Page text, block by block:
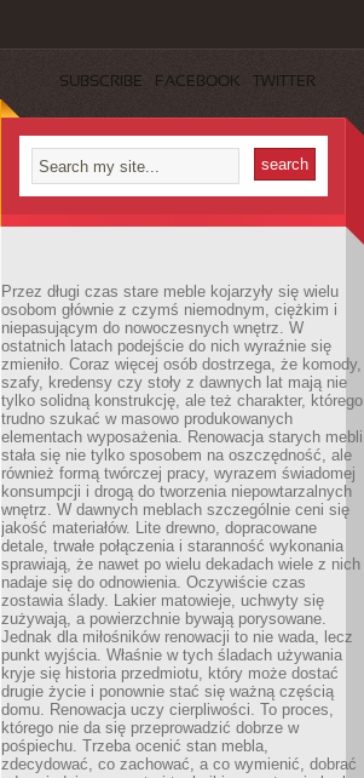
SUBSCRIBE FACEBOOK TWITTER
Przez długi czas stare meble kojarzyły się wielu
osobom głównie z czymś niemodnym, ciężkim i
niepasującym do nowoczesnych wnętrz. W
ostatnich latach podejście do nich wyraźnie się
zmieniło. Coraz więcej osób dostrzega, że komody,
szafy, kredensy czy stoły z dawnych lat mają nie
tylko solidną konstrukcję, ale też charakter, którego
trudno szukać w masowo produkowanych
elementach wyposażenia. Renowacja starych mebli
stała się nie tylko sposobem na oszczędność, ale
również formą twórczej pracy, wyrazem świadomej
konsumpcji i drogą do tworzenia niepowtarzalnych
wnętrz. W dawnych meblach szczególnie ceni się
jakość materiałów. Lite drewno, dopracowane
detale, trwałe połączenia i staranność wykonania
sprawiają, że nawet po wielu dekadach wiele z nich
nadaje się do odnowienia. Oczywiście czas
zostawia ślady. Lakier matowieje, uchwyty się
zużywają, a powierzchnie bywają porysowane.
Jednak dla miłośników renowacji to nie wada, lecz
punkt wyjścia. Właśnie w tych śladach używania
kryje się historia przedmiotu, który może dostać
drugie życie i ponownie stać się ważną częścią
domu. Renowacja uczy cierpliwości. To proces,
którego nie da się przeprowadzić dobrze w
pośpiechu. Trzeba ocenić stan mebla,
zdecydować, co zachować, a co wymienić, dobrać